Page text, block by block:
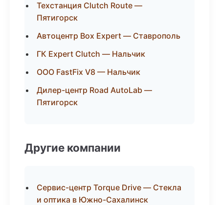
Техстанция Clutch Route —
Пятигорск
Автоцентр Box Expert — Ставрополь
ГК Expert Clutch — Нальчик
ООО FastFix V8 — Нальчик
Дилер-центр Road AutoLab —
Пятигорск
Другие компании
Сервис-центр Torque Drive — Стекла
и оптика в Южно-Сахалинск